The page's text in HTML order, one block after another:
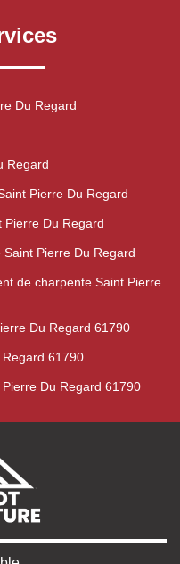
Du Regard
Regard
Pierre Du Regard
Pierre Du Regard
Pierre Du Regard
de charpente Saint Pierre
Du Regard 61790
61790
Du Regard 61790